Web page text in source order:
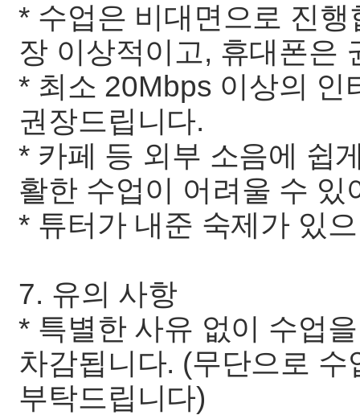
* 수업은 비대면으로 진
장 이상적이고, 휴대폰은
* 최소 20Mbps 이상의 인
권장드립니다.
* 카페 등 외부 소음에 쉽
활한 수업이 어려울 수 있
* 튜터가 내준 숙제가 있
7. 유의 사항
* 특별한 사유 없이 수업
차감됩니다. (무단으로
부탁드립니다)